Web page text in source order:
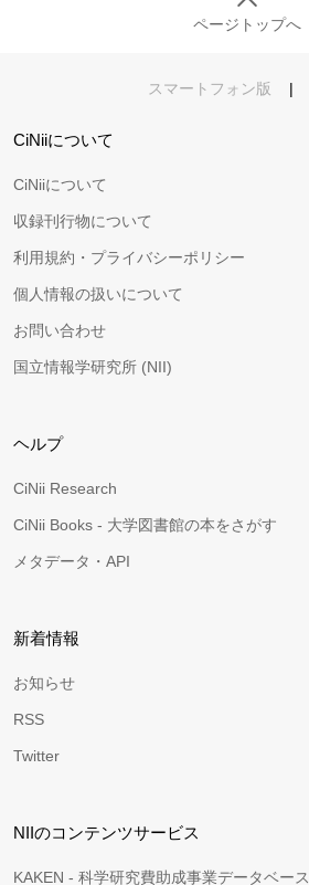
ページトップへ
スマートフォン版 |
CiNiiについて
CiNiiについて
収録刊行物について
利用規約・プライバシーポリシー
個人情報の扱いについて
お問い合わせ
国立情報学研究所 (NII)
ヘルプ
CiNii Research
CiNii Books - 大学図書館の本をさがす
メタデータ・API
新着情報
お知らせ
RSS
Twitter
NIIのコンテンツサービス
KAKEN - 科学研究費助成事業データベース